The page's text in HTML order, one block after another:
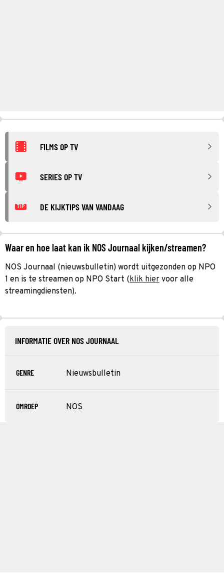
FILMS OP TV
SERIES OP TV
TIP DE KIJKTIPS VAN VANDAAG
Waar en hoe laat kan ik NOS Journaal kijken/streamen?
NOS Journaal (nieuwsbulletin) wordt uitgezonden op NPO
1 en is te streamen op NPO Start (klik hier voor alle
streamingdiensten).
INFORMATIE OVER NOS JOURNAAL
GENRE Nieuwsbulletin
OMROEP NOS